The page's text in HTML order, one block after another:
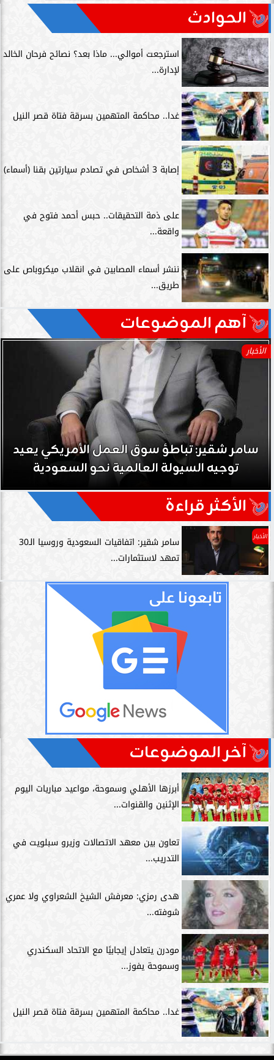
الحوادث
استرجعت أموالي... ماذا بعد؟ نصائح فرحان الخالد
لإدارة...
غدا.. محاكمة المتهمين بسرقة فتاة قصر النيل
إصابة 3 أشخاص في تصادم سيارتين بقنا (أسماء)
على ذمة التحقيقات.. حبس أحمد فتوح في
واقعة...
ننشر أسماء المصابين في انقلاب ميكروباص على
طريق...
آهم الموضوعات
الأخبار
سامر شقير: تباطؤ سوق العمل الأمريكي يعيد
توجيه السيولة العالمية نحو السعودية
الأكثر قراءة
الأخبار
سامر شقير: اتفاقيات السعودية وروسيا الـ30
تمهد لاستثمارات...
آخر الموضوعات
أبرزها الأهلي وسموحة، مواعيد مباريات اليوم
الإثنين والقنوات...
تعاون بين معهد الاتصالات وزيرو سبلويت في
التدريب...
هدى رمزي: معرفش الشيخ الشعراوي ولا عمري
شوفته...
مودرن يتعادل إيجابيًا مع الاتحاد السكندري
وسموحة يفوز...
غدا.. محاكمة المتهمين بسرقة فتاة قصر النيل